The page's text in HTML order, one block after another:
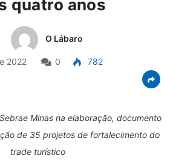
quatro anos
O Lábaro
2022 0
782
Minas na elaboração, documento
de 35 projetos de fortalecimento do
trade turístico